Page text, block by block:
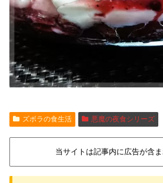
ズボラの食生活 悪魔の夜食シリーズ
当サイトは記事内に広告が含ま